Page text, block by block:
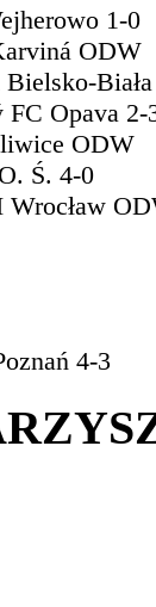
1-0
ODW
FC Opava 2-
ODW
Ś. 4-0
4-3